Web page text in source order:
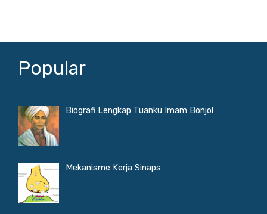
Popular
Biografi Lengkap Tuanku Imam Bonjol
Mekanisme Kerja Sinaps